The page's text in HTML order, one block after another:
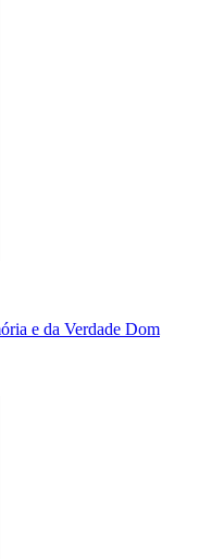
e da Verdade Dom